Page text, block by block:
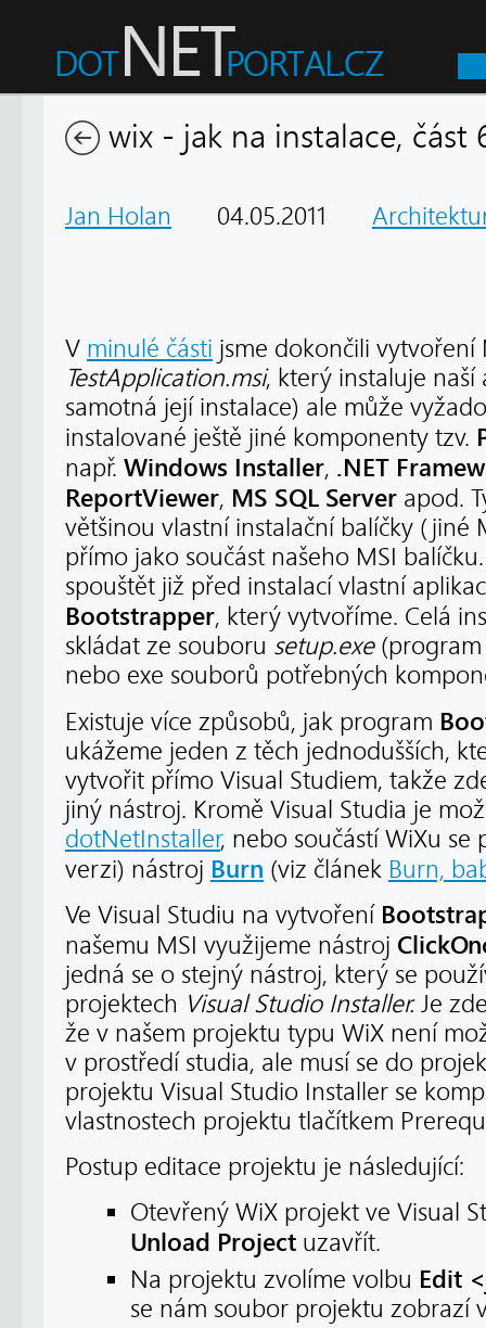
wix - jak na instalace, část
Jan Holan 04.05.2011
V minulé části jsme dokončili vytvoření
TestApplication.msi, který instaluje naší
samotná její instalace) ale může
instalované ještě jiné komponenty tzv.
např. Windows Installer, .NET
ReportViewer, MS SQL Server apod.
většinou vlastní instalační balíčky (jiné
přímo jako součást našeho MSI
spouštět již před instalací vlastní
Bootstrapper, který vytvoříme. Celá
skládat ze souboru setup.exe
nebo exe souborů potřebných
Existuje více způsobů, jak program
ukážeme jeden z těch jednodušších,
vytvořit přímo Visual Studiem, takže
jiný nástroj. Kromě Visual Studia je
dotNetInstaller, nebo součástí WiXu
verzi) nástroj Burn (viz článek Burn,
Ve Visual Studiu na vytvoření
našemu MSI využijeme nástroj
jedná se o stejný nástroj, který se
projektech Visual Studio Installer.Je
že v našem projektu typu WiX není
v prostředí studia, ale musí se do
projektu Visual Studio Installer se
vlastnostech projektu tlačítkem
Postup editace projektu je následující:
Otevřený WiX projekt ve Visual
Unload Project uzavřít.
Na projektu zvolíme volbu Edit
se nám soubor projektu zobrazí